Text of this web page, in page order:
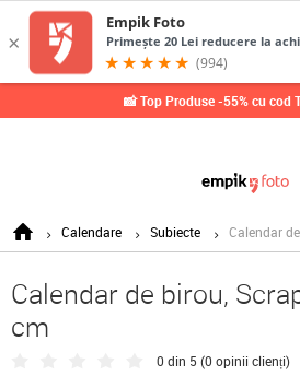
📸 Top Produse -55% cu cod
Calendare Subiecte Calendar
Calendar de birou,
cm
0 din 5 (0 opinii clienți)